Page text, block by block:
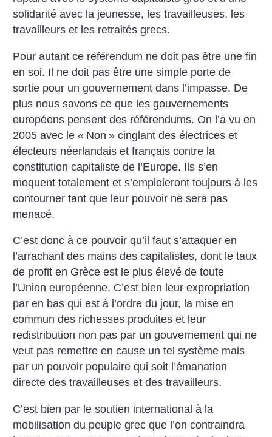
solidarité avec la jeunesse, les travailleuses, les
travailleurs et les retraités grecs.
Pour autant ce référendum ne doit pas être une fin
en soi. Il ne doit pas être une simple porte de
sortie pour un gouvernement dans l’impasse. De
plus nous savons ce que les gouvernements
européens pensent des référendums. On l’a vu en
2005 avec le « Non » cinglant des électrices et
électeurs néerlandais et français contre la
constitution capitaliste de l’Europe. Ils s’en
moquent totalement et s’emploieront toujours à les
contourner tant que leur pouvoir ne sera pas
menacé.
C’est donc à ce pouvoir qu’il faut s’attaquer en
l’arrachant des mains des capitalistes, dont le taux
de profit en Grèce est le plus élevé de toute
l’Union européenne. C’est bien leur expropriation
par en bas qui est à l’ordre du jour, la mise en
commun des richesses produites et leur
redistribution non pas par un gouvernement qui ne
veut pas remettre en cause un tel système mais
par un pouvoir populaire qui soit l’émanation
directe des travailleuses et des travailleurs.
C’est bien par le soutien international à la
mobilisation du peuple grec que l’on contraindra